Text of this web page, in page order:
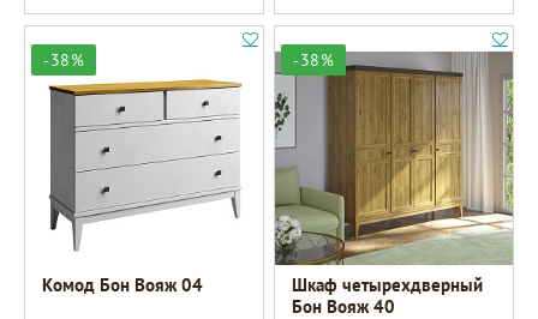
-38%
Комод Бон Вояж 04
-38%
Шкаф четырехдверный
Бон Вояж 40